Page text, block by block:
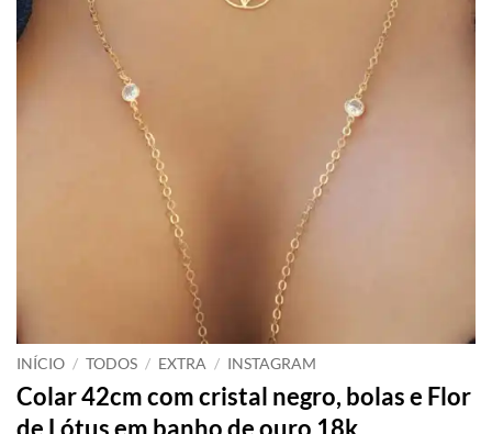
INÍCIO / TODOS / EXTRA / INSTAGRAM
Colar 42cm com cristal negro, bolas e Flor
de Lótus em banho de ouro 18k